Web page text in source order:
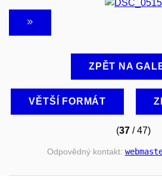
ZPĚT NA
VĚTŠÍ FORMÁT
(37 / 47)
Odpovědný kontakt: